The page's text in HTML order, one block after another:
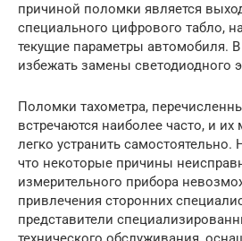
причиной поломки является
специального цифрового табло,
текущие параметры автомобиля. В
избежать замены светодиодного
Поломки тахометра,
встречаются наиболее часто, и
легко устранить самостоятельно.
что некоторые причины
измерительного прибора
привлечения сторонних
представители